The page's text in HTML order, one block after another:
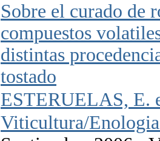
Sobre el curado de
compuestos
distintas
tostado
ESTERUELAS, E.
Viticultura/